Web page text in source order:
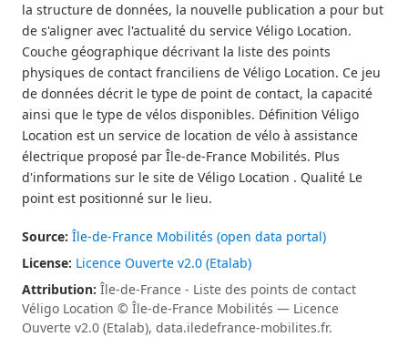
la structure de données, la nouvelle publication a pour but
de s'aligner avec l'actualité du service Véligo Location.
Couche géographique décrivant la liste des points
physiques de contact franciliens de Véligo Location. Ce jeu
de données décrit le type de point de contact, la capacité
ainsi que le type de vélos disponibles. Définition Véligo
Location est un service de location de vélo à assistance
électrique proposé par Île-de-France Mobilités. Plus
d'informations sur le site de Véligo Location . Qualité Le
point est positionné sur le lieu.
Source: Île-de-France Mobilités (open data portal)
License: Licence Ouverte v2.0 (Etalab)
Attribution: Île-de-France - Liste des points de contact
Véligo Location © Île-de-France Mobilités — Licence
Ouverte v2.0 (Etalab), data.iledefrance-mobilites.fr.